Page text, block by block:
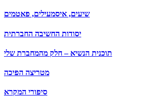
שיעים, איסמעילים, פאטמים
יסודות החשיבה החברתית
תוכנית הנשיא – חלק מהמחברת שלי
מטריצה הפיכה
סיפורי המקרא